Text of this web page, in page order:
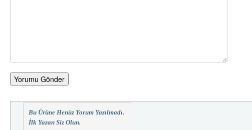
Yorumu Gönder
Bu Ürüne Henüz Yorum Yazılmadı.
İlk Yazan Siz Olun.